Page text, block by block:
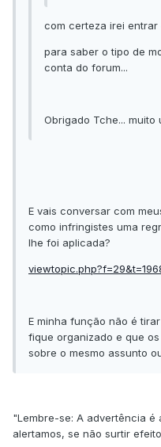
com certeza irei
para saber o tipo de
conta do forum...
Obrigado Tche... muito
E vais conversar com
como infringistes uma
lhe foi aplicada?
E minha função não é
fique organizado e que
sobre o mesmo assunto
"Lembre-se: A advertência é
alertamos, se não surtir